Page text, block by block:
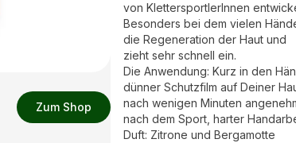
Zum Shop
von KlettersportlerInnen
Besonders bei dem vielen
die Regeneration der Haut und
zieht sehr schnell ein.
Die Anwendung: Kurz in den
dünner Schutzfilm auf Deiner
nach wenigen Minuten
nach dem Sport, harter
Duft: Zitrone und Bergamotte